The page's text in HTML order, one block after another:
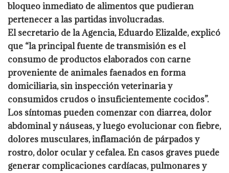
bloqueo inmediato de alimentos que pudieran
pertenecer a las partidas involucradas.
El secretario de la Agencia, Eduardo Elizalde, explicó
que “la principal fuente de transmisión es el
consumo de productos elaborados con carne
proveniente de animales faenados en forma
domiciliaria, sin inspección veterinaria y
consumidos crudos o insuficientemente cocidos”.
Los síntomas pueden comenzar con diarrea, dolor
abdominal y náuseas, y luego evolucionar con fiebre,
dolores musculares, inflamación de párpados y
rostro, dolor ocular y cefalea. En casos graves puede
generar complicaciones cardíacas, pulmonares y